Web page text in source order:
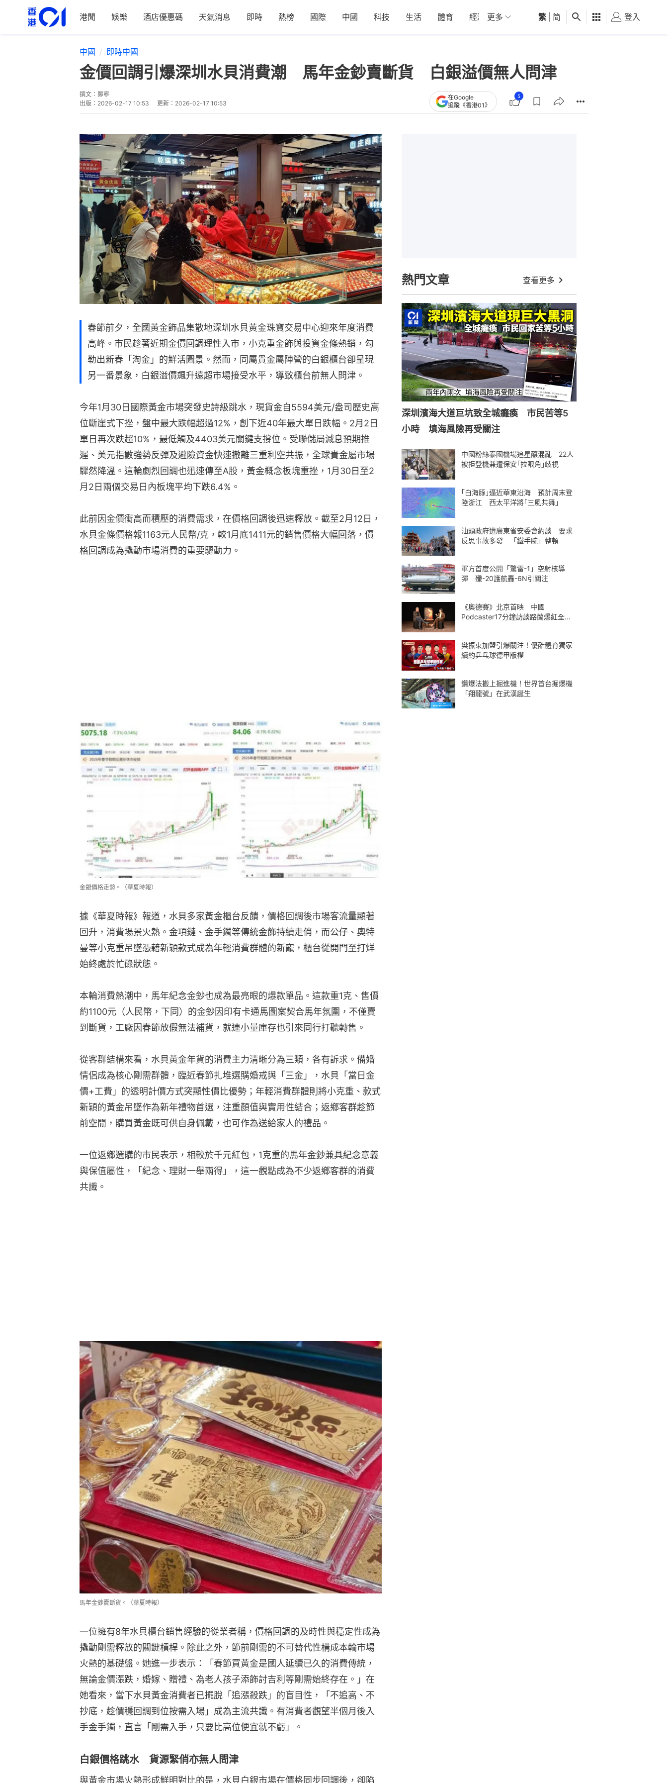
港聞 娛樂 酒店優惠碼 天氣消息 即時 熱榜 國際 中國 科技 生活 體育 經濟 01深圳 觀點 健康 好食玩飛
更多 繁 简 登入
中國 即時中國
金價回調引爆深圳水貝消費潮 馬年金鈔賣斷貨 白銀溢價無人問津
撰文： 鄭寧
出版： 2026-02-17 10:53 更新： 2026-02-17 10:53
在Google
追蹤《香港01》
5
春節前夕，全國黃金飾品集散地深圳水貝黃金珠寶交易中心迎來年度消費
高峰。市民趁著近期金價回調理性入市，小克重金飾與投資金條熱銷，勾
勒出新春「淘金」的鮮活圖景。然而，同屬貴金屬陣營的白銀櫃台卻呈現
另一番景象，白銀溢價飆升遠超市場接受水平，導致櫃台前無人問津。
今年1月30日國際黃金市場突發史詩級跳水，現貨金自5594美元/盎司歷史高
位斷崖式下挫，盤中最大跌幅超過12%，創下近40年最大單日跌幅。2月2日
單日再次跌超10%，最低觸及4403美元關鍵支撐位。受聯儲局減息預期推
遲、美元指數強勢反彈及避險資金快速撤離三重利空共振，全球貴金屬市場
驟然降溫。這輪劇烈回調也迅速傳至A股，黃金概念板塊重挫，1月30日至2
月2日兩個交易日內板塊平均下跌6.4%。
此前因金價衝高而積壓的消費需求，在價格回調後迅速釋放。截至2月12日，
水貝金條價格報1163元人民幣/克，較1月底1411元的銷售價格大幅回落，價
格回調成為撬動市場消費的重要驅動力。
金銀價格走勢。（華夏時報）
據《華夏時報》報道，水貝多家黃金櫃台反饋，價格回調後市場客流量顯著
回升，消費場景火熱。金項鏈、金手鐲等傳統金飾持續走俏，而公仔、奧特
曼等小克重吊墜憑藉新穎款式成為年輕消費群體的新寵，櫃台從開門至打烊
始終處於忙碌狀態。
本輪消費熱潮中，馬年紀念金鈔也成為最亮眼的爆款單品。這款重1克、售價
約1100元（人民幣，下同）的金鈔因印有卡通馬圖案契合馬年氛圍，不僅賣
到斷貨，工廠因春節放假無法補貨，就連小量庫存也引來同行打聽轉售。
從客群結構來看，水貝黃金年貨的消費主力清晰分為三類，各有訴求。備婚
情侶成為核心剛需群體，臨近春節扎堆選購婚戒與「三金」，水貝「當日金
價+工費」的透明計價方式突顯性價比優勢；年輕消費群體則將小克重、款式
新穎的黃金吊墜作為新年禮物首選，注重顏值與實用性結合；返鄉客群趁節
前空閒，購買黃金既可供自身佩戴，也可作為送給家人的禮品。
一位返鄉選購的市民表示，相較於千元紅包，1克重的馬年金鈔兼具紀念意義
與保值屬性，「紀念、理財一舉兩得」，這一觀點成為不少返鄉客群的消費
共識。
馬年金鈔賣斷貨。（華夏時報）
一位擁有8年水貝櫃台銷售經驗的從業者稱，價格回調的及時性與穩定性成為
撬動剛需釋放的關鍵槓桿。除此之外，節前剛需的不可替代性構成本輪市場
火熱的基礎盤。她進一步表示：「春節買黃金是國人延續已久的消費傳統，
無論金價漲跌，婚嫁、贈禮、為老人孩子添飾討吉利等剛需始終存在。」在
她看來，當下水貝黃金消費者已擺脫「追漲殺跌」的盲目性，「不追高、不
抄底，趁價穩回調到位按需入場」成為主流共識。有消費者觀望半個月後入
手金手鐲，直言「剛需入手，只要比高位便宜就不虧」。
白銀價格跳水 貨源緊俏亦無人問津
與黃金市場火熱形成鮮明對比的是，水貝白銀市場在價格同步回調後，卻陷
熱門文章 查看更多
深圳濱海大道巨坑致全城癱瘓 市民苦等5
小時 填海風險再受關注
中國粉絲泰國機場追星釀混亂 22人
被拒登機兼遭保安｢拉眼角｣歧視
｢白海豚｣逼近華東沿海 預計周末登
陸浙江 西太平洋將｢三風共舞｣
汕頭政府遭廣東省安委會約談 要求
反思事故多發 「鐵手腕」整頓
軍方首度公開「驚雷-1」空射核導
彈 殲-20護航轟-6N引關注
《奧德賽》北京首映 中國
Podcaster17分鐘訪談路蘭爆紅全球
樊振東加盟引爆關注！優酷體育獨家
續約乒乓球德甲版權
鑽爆法搬上掘進機！世界首台掘爆機
「翔龍號」在武漢誕生